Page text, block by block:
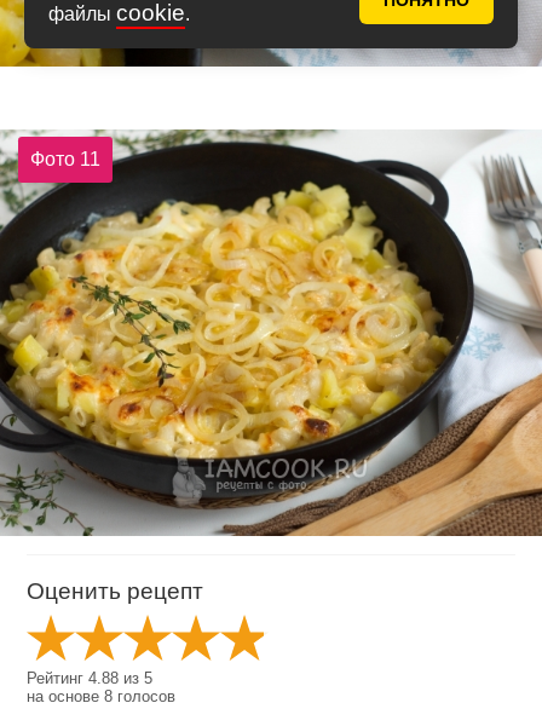
файлы cookie.
Фото 11
Оценить рецепт
Рейтинг4.88 из5
на основе8 голосов